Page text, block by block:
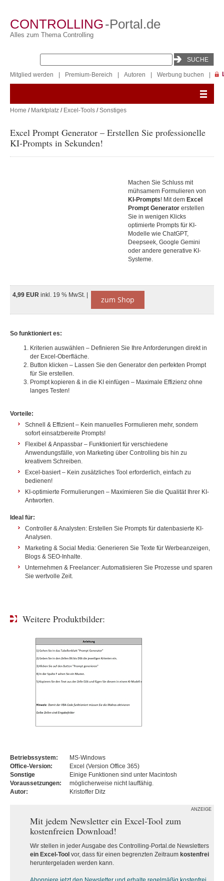
CONTROLLING-Portal.de
Alles zum Thema Controlling
Mitglied werden Premium-Bereich Autoren Werbung buchen
Home / Marktplatz / Excel-Tools /Sonstiges
Excel Prompt Generator – Erstellen Sie professionelle
KI-Prompts in Sekunden!
Machen Sie Schluss mit
mühsamem Formulieren von
KI-Prompts! Mit dem Excel
Prompt Generator erstellen
Sie in wenigen Klicks
optimierte Prompts für KI-
Modelle wie ChatGPT,
Deepseek, Google Gemini
oder andere generative KI-
Systeme.
4,99 EUR inkl. 19 % MwSt. | zum Shop
So funktioniert es:
Kriterien auswählen – Definieren Sie Ihre Anforderungen direkt in
der Excel-Oberfläche.
Button klicken – Lassen Sie den Generator den perfekten Prompt
für Sie erstellen.
Prompt kopieren & in die KI einfügen – Maximale Effizienz ohne
langes Testen!
Vorteile:
Schnell & Effizient – Kein manuelles Formulieren mehr, sondern
sofort einsatzbereite Prompts!
Flexibel & Anpassbar – Funktioniert für verschiedene
Anwendungsfälle, von Marketing über Controlling bis hin zu
kreativem Schreiben.
Excel-basiert – Kein zusätzliches Tool erforderlich, einfach zu
bedienen!
KI-optimierte Formulierungen – Maximieren Sie die Qualität Ihrer KI-
Antworten.
Ideal für:
Controller & Analysten: Erstellen Sie Prompts für datenbasierte KI-
Analysen.
Marketing & Social Media: Generieren Sie Texte für Werbeanzeigen,
Blogs & SEO-Inhalte.
Unternehmen & Freelancer: Automatisieren Sie Prozesse und sparen
Sie wertvolle Zeit.
Weitere Produktbilder:
Betriebssystem:
MS-Windows
Office-Version:
Excel (Version Office 365)
Sonstige
Voraussetzungen:
Einige Funktionen sind unter Macintosh
möglicherweise nicht lauffähig.
Autor:
Kristoffer Ditz
ANZEIGE
Mit jedem Newsletter ein Excel-Tool zum
kostenfreien Download!
Wir stellen in jeder Ausgabe des Controlling-Portal.de Newsletters
ein Excel-Tool vor, dass für einen begrenzten Zeitraum kostenfrei
heruntergeladen werden kann.